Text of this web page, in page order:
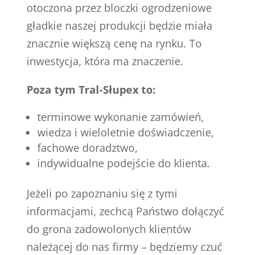
otoczona przez bloczki ogrodzeniowe
gładkie naszej produkcji będzie miała
znacznie większą cenę na rynku. To
inwestycja, która ma znaczenie.
Poza tym Tral-Słupex to:
terminowe wykonanie zamówień,
wiedza i wieloletnie doświadczenie,
fachowe doradztwo,
indywidualne podejście do klienta.
Jeżeli po zapoznaniu się z tymi
informacjami, zechcą Państwo dołączyć
do grona zadowolonych klientów
należącej do nas firmy – będziemy czuć